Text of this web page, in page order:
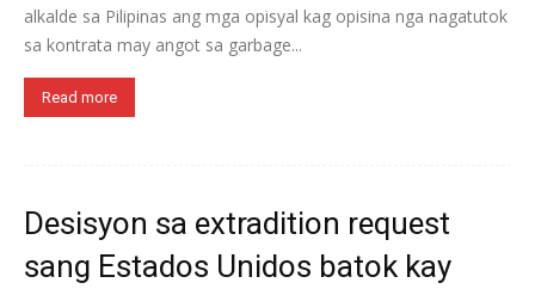
alkalde sa Pilipinas ang mga opisyal kag opisina nga nagatutok
sa kontrata may angot sa garbage...
Read more
Desisyon sa extradition request
sang Estados Unidos batok kay